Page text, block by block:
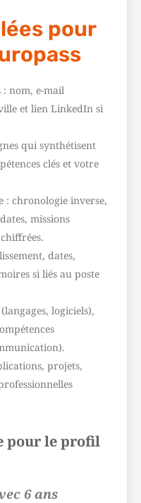
pour
nom, e-mail
et lien LinkedIn si
qui synthétisent
clés et votre
: chronologie inverse,
missions
dates,
si liés au poste
logiciels),
projets,
pour le profil
6 ans